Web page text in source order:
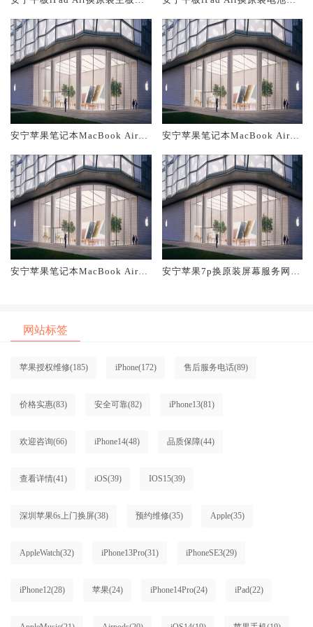
安宁苹果笔记本MacBook Air换
安宁苹果笔记本MacBook Air换
安宁苹果笔记本MacBook Air换
安宁苹果7p换原装屏幕服务网点
网站标签
苹果授权维修(185) iPhone(172) 售后服务电话(89)
价格实惠(83) 安全可靠(82) iPhone13(81)
欢迎咨询(66) iPhone14(48) 品质保障(44)
查看详情(41) iOS(39) IOS15(39)
深圳苹果6s上门换屏(38) 预约维修(35) Apple(35)
AppleWatch(32) iPhone13Pro(31) iPhoneSE3(29)
iPhone12(28) 苹果(24) iPhone14Pro(24) iPad(22)